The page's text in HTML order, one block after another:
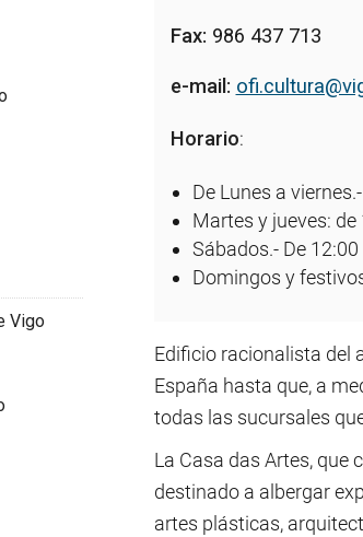
Fax: 986 437 713
e-mail:
Horario:
De Lunes a
Martes y jueves: de
Sábados.- De
Domingos y
Edificio racionalista del
España hasta que, a
todas las sucursales
La Casa das Artes, que
destinado a albergar
artes plásticas,
Vigo